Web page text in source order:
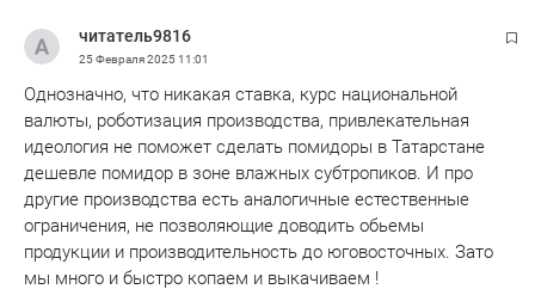
читатель9816
25 Февраля 202511:01
Однозначно, что никакая ставка, курс национальной
валюты, роботизация производства, привлекательная
идеология не поможет сделать помидоры в Татарстане
дешевле помидор в зоне влажных субтропиков. И про
другие производства есть аналогичные естественные
ограничения, не позволяющие доводить обьемы
продукции и производительность до юговосточных. Зато
мы много и быстро копаем и выкачиваем !